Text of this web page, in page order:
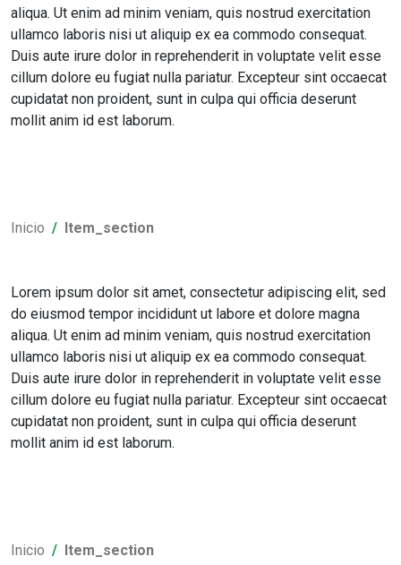
aliqua. Ut enim ad minim veniam, quis nostrud exercitation
ullamco laboris nisi ut aliquip ex ea commodo consequat.
Duis aute irure dolor in reprehenderit in voluptate velit esse
cillum dolore eu fugiat nulla pariatur. Excepteur sint occaecat
cupidatat non proident, sunt in culpa qui officia deserunt
mollit anim id est laborum.
Inicio Item_section
Lorem ipsum dolor sit amet, consectetur adipiscing elit, sed
do eiusmod tempor incididunt ut labore et dolore magna
aliqua. Ut enim ad minim veniam, quis nostrud exercitation
ullamco laboris nisi ut aliquip ex ea commodo consequat.
Duis aute irure dolor in reprehenderit in voluptate velit esse
cillum dolore eu fugiat nulla pariatur. Excepteur sint occaecat
cupidatat non proident, sunt in culpa qui officia deserunt
mollit anim id est laborum.
Inicio Item_section